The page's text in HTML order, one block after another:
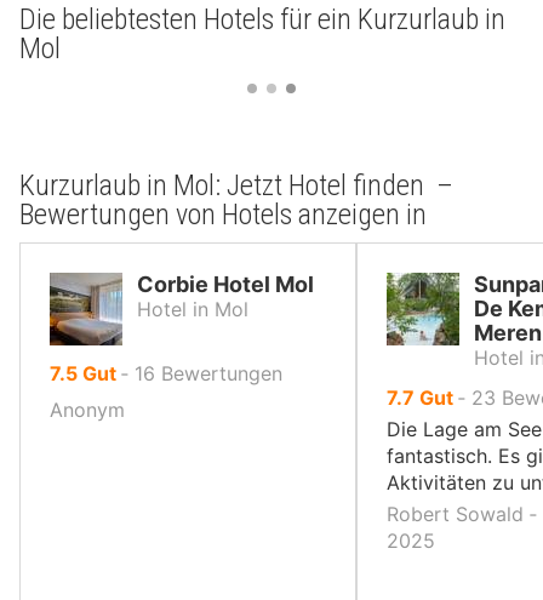
Die beliebtesten Hotels für ein Kurzurlaub in
Mol
Kurzurlaub in Mol: Jetzt Hotel finden –
Bewertungen von Hotels anzeigen in
Corbie Hotel Mol
Hotel in Mol
7.5von
Gut ‐ 16 Bewertungen
Anonym
De
Meren
Hotel
7.7von
10,
Gut ‐ 23
Die Lage am
fantastisch. Es
Aktivitäten zu
Robert Sowald ‐
2025